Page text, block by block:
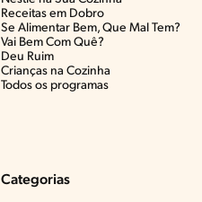
Receitas em Dobro
Se Alimentar Bem, Que Mal Tem?​
Vai Bem Com Quê?​
Deu Ruim​
Crianças na Cozinha​
Todos os programas
Categorias